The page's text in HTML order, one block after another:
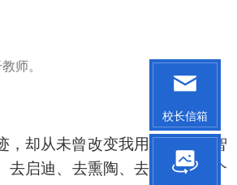
校长信箱
师。
，却从未曾改变我用爱心、用智
去启迪、去熏陶、去塑造一个个